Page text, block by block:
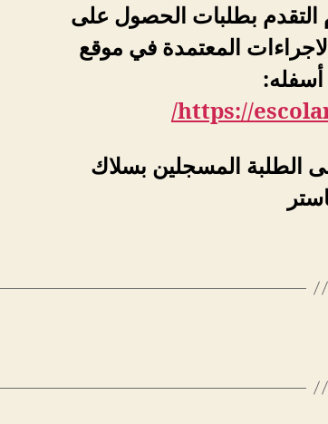
التقدم بطلبات الحصول على
المعتمدة في موقع
أسفله:
https://
الطلبة المسجلين بسلاك